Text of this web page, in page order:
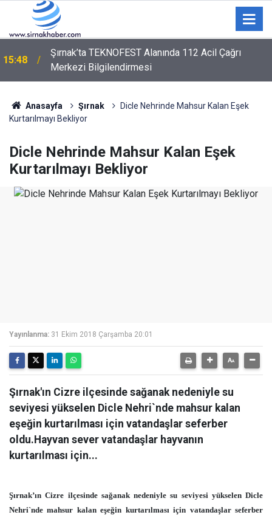
15:48
Şırnak’ta TEKNOFEST Alanında 112 Acil Çağrı
Merkezi Bilgilendirmesi
15:10
Yükseköğretimde öğrenci affı düzenlemesi
yürürlüğe girdi
Anasayfa Şırnak
Dicle Nehrinde Mahsur Kalan Eşek
Kurtarılmayı Bekliyor
Dicle Nehrinde Mahsur Kalan Eşek
Kurtarılmayı Bekliyor
Yayınlanma: 31 Ekim 2018 Çarşamba 20:01
Şırnak'ın Cizre ilçesinde sağanak nedeniyle su
seviyesi yükselen Dicle Nehri`nde mahsur kalan
eşeğin kurtarılması için vatandaşlar seferber
oldu.Hayvan sever vatandaşlar hayvanın
kurtarılması için...
Şırnak’ın Cizre ilçesinde sağanak nedeniyle su seviyesi yükselen Dicle
Nehri`nde mahsur kalan eşeğin kurtarılması için vatandaşlar seferber